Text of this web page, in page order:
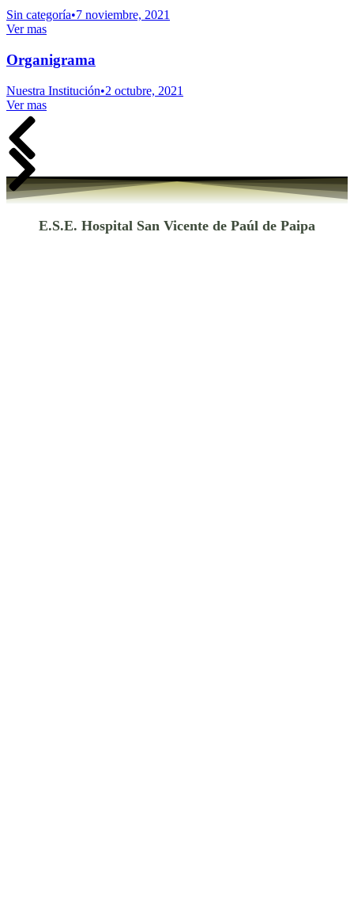
Sin categoría 7 noviembre, 2021
Ver mas
Organigrama
Nuestra Institución 2 octubre, 2021
Ver mas
E.S.E. Hospital San Vicente de Paúl de Paipa